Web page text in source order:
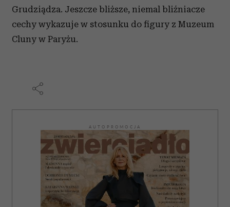
Grudziądza. Jeszcze bliższe, niemal bliźniacze
cechy wykazuje w stosunku do figury z Muzeum
Cluny w Paryżu.
AUTOPROMOCJA